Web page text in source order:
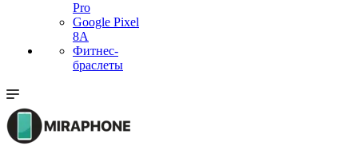
Pro
Google Pixel
8A
Фитнес-
браслеты